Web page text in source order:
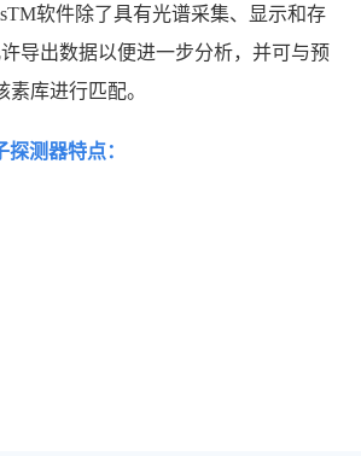
软件除了具有光谱采集、显示和存
导出数据以便进一步分析，并可与预
素库进行匹配。
探测器特点：